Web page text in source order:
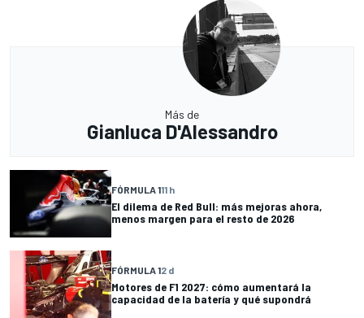
Más de
Gianluca D'Alessandro
FÓRMULA 111 h
El dilema de Red Bull: más mejoras ahora,
menos margen para el resto de 2026
FÓRMULA 12 d
Motores de F1 2027: cómo aumentará la
capacidad de la batería y qué supondrá